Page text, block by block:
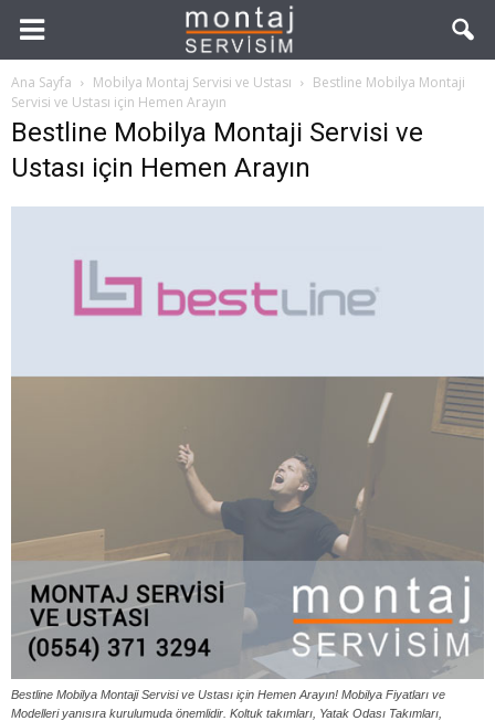
Ana Sayfa Mobilya Montaj Servisi ve Ustası
Bestline Mobilya Montaji
Servisi ve Ustası için Hemen Arayın
Bestline Mobilya Montaji Servisi ve
Ustası için Hemen Arayın
Bestline Mobilya Montaji Servisi ve Ustası için Hemen Arayın! Mobilya Fiyatları ve
Modelleri yanısıra kurulumuda önemlidir. Koltuk takımları, Yatak Odası Takımları,